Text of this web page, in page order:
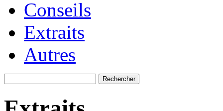
Conseils
Extraits
Autres